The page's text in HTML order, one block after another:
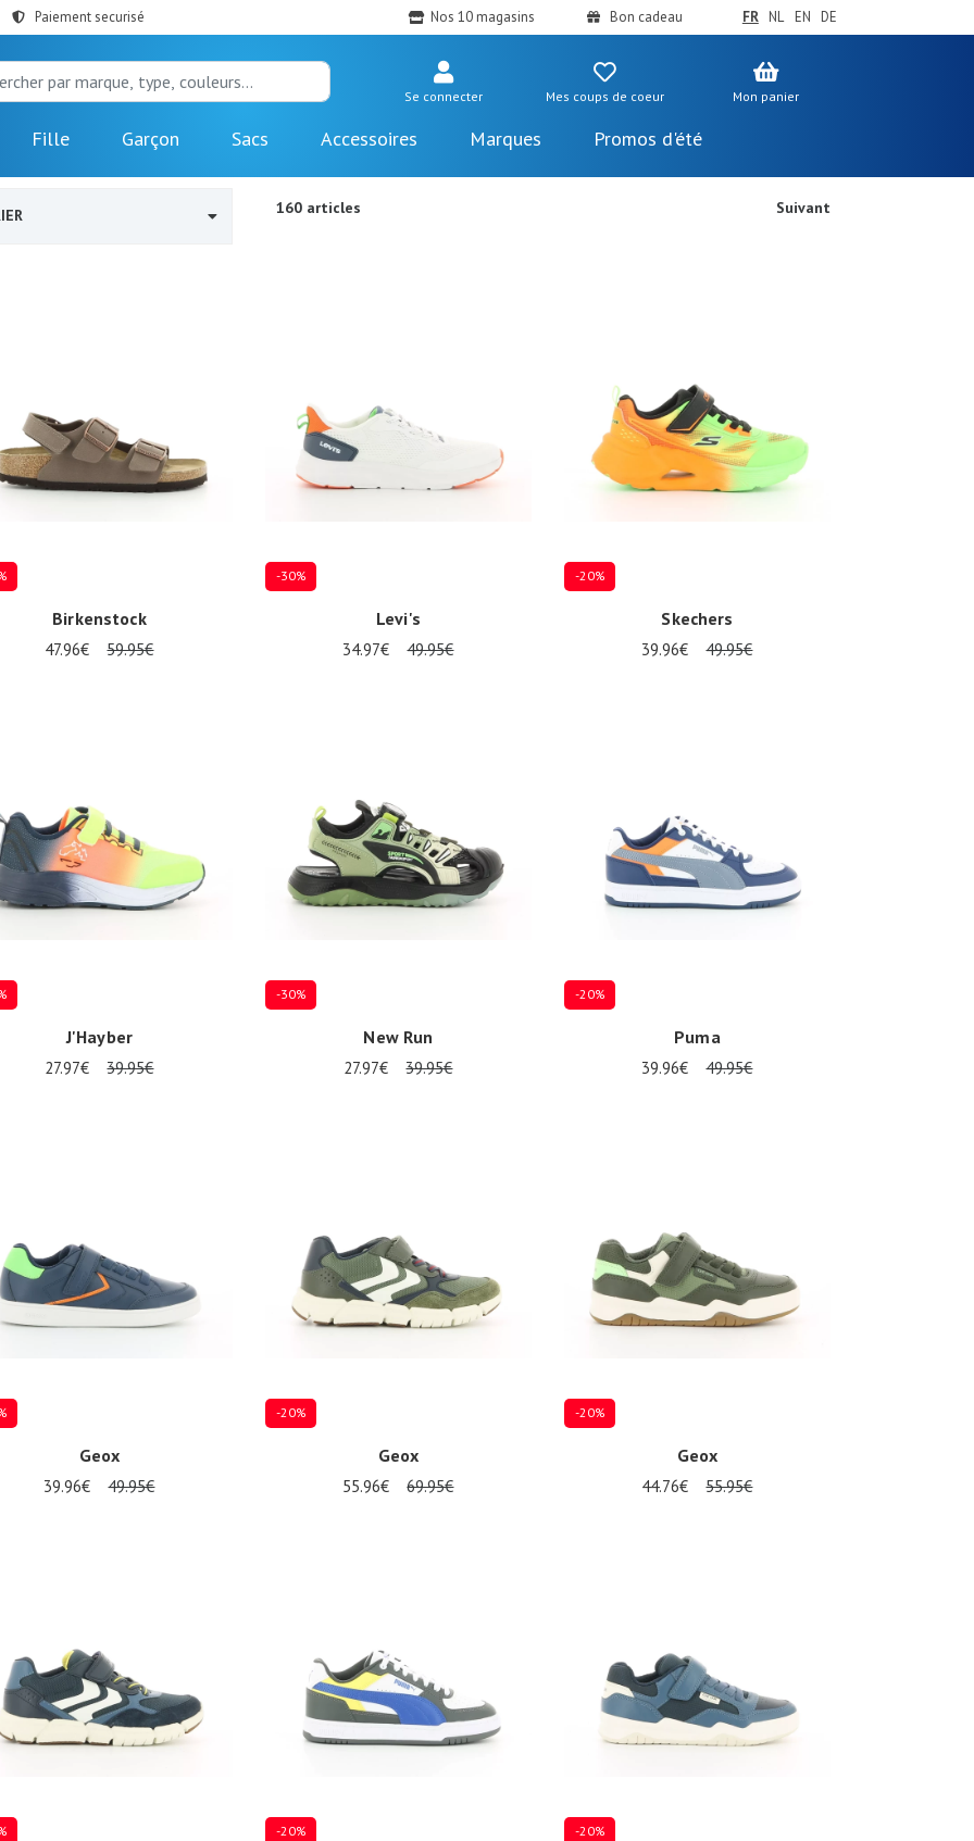
Paiement securisé Nos 10 magasins Bon cadeau FR NL EN DE
Se connecter Mes coups de coeur Mon panier
Fille Garçon Sacs Accessoires Marques Promos d'été
160 articles Suivant
Birkenstock
47.96€ 59.95€
-30%
Levi's
34.97€ 49.95€
-20%
Skechers
39.96€ 49.95€
J'Hayber
27.97€ 39.95€
-30%
New Run
27.97€ 39.95€
-20%
Puma
39.96€ 49.95€
Geox
39.96€ 49.95€
-20%
Geox
55.96€ 69.95€
-20%
Geox
44.76€ 55.95€
-20% -20%